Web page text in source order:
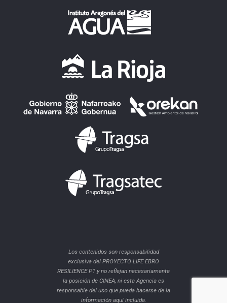
Los contenidos son responsabilidad
exclusiva del PROYECTO LIFE EBRO
RESILIENCE P1 y no reflejan necesariamente
la posición de CINEA, ni esta Agencia es
responsable del uso que pueda hacerse de la
información aquí incluida.